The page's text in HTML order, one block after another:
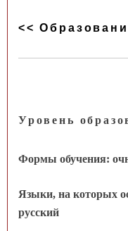
<<
Уровень
Формы обучения:
Языки, на которых
русский